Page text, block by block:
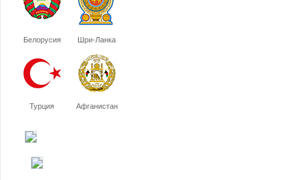
Белорусия Шри-Ланка
Турция Афганистан